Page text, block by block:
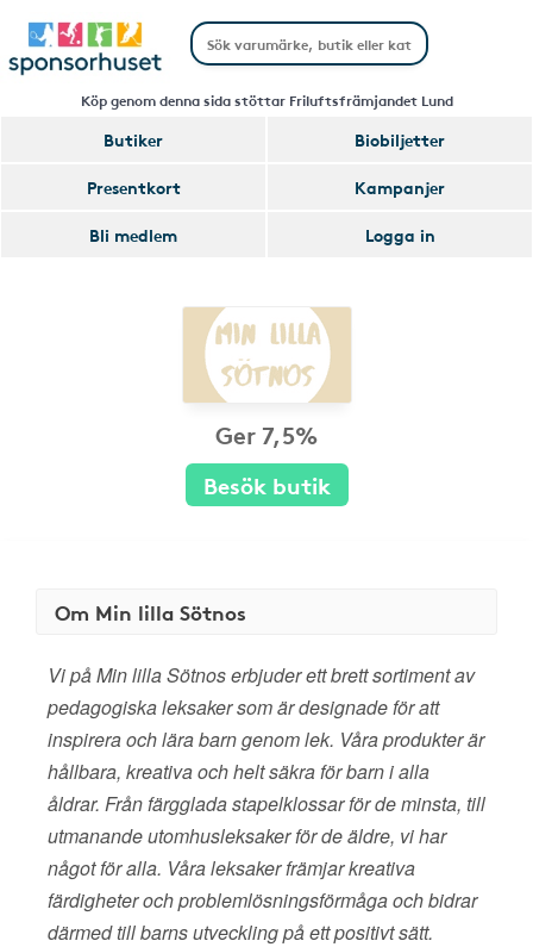
Köp genom denna sida stöttar Friluftsfrämjandet Lund
Butiker
Biobiljetter
Presentkort
Kampanjer
Bli medlem
Logga in
Ger 7,5%
Besök butik
Om Min lilla Sötnos
Vi på Min lilla Sötnos erbjuder ett brett sortiment av
pedagogiska leksaker som är designade för att
inspirera och lära barn genom lek. Våra produkter är
hållbara, kreativa och helt säkra för barn i alla
åldrar. Från färgglada stapelklossar för de minsta, till
utmanande utomhusleksaker för de äldre, vi har
något för alla. Våra leksaker främjar kreativa
färdigheter och problemlösningsförmåga och bidrar
därmed till barns utveckling på ett positivt sätt.